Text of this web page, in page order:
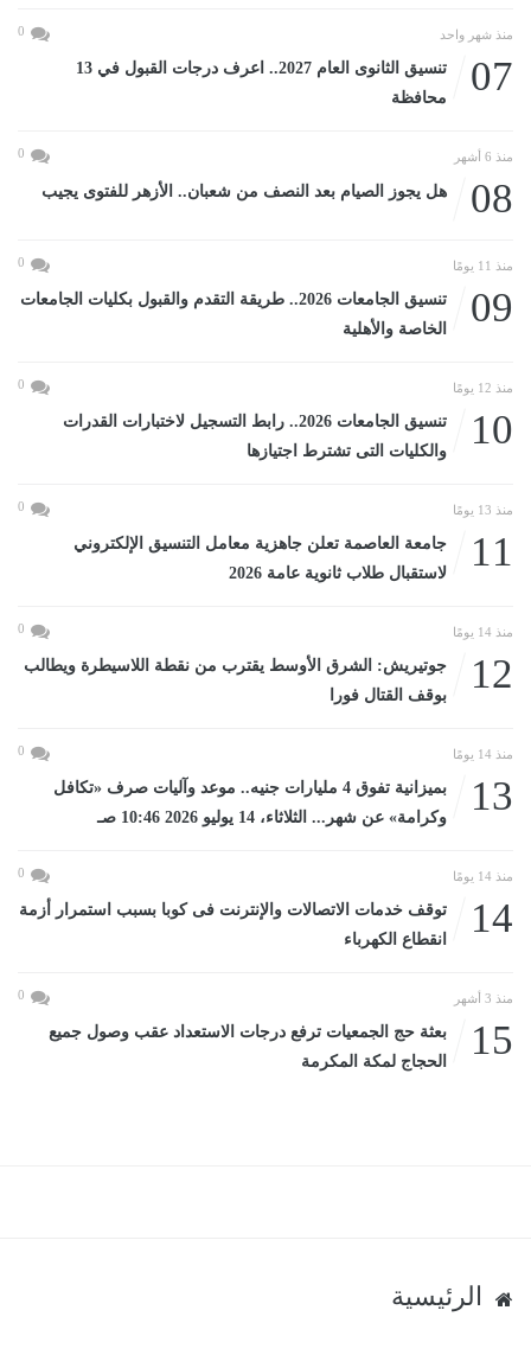
منذ شهر واحد 0
07
تنسيق الثانوى العام 2027.. اعرف درجات القبول في 13
محافظة
منذ 6 أشهر 0
08 هل يجوز الصيام بعد النصف من شعبان.. الأزهر للفتوى يجيب
منذ 11 يومًا 0
09
تنسيق الجامعات 2026.. طريقة التقدم والقبول بكليات الجامعات
الخاصة والأهلية
منذ 12 يومًا 0
10
تنسيق الجامعات 2026.. رابط التسجيل لاختبارات القدرات
والكليات التى تشترط اجتيازها
منذ 13 يومًا 0
11
جامعة العاصمة تعلن جاهزية معامل التنسيق الإلكتروني
لاستقبال طلاب ثانوية عامة 2026
منذ 14 يومًا 0
12
جوتيريش: الشرق الأوسط يقترب من نقطة اللاسيطرة ويطالب
بوقف القتال فورا
منذ 14 يومًا 0
13
بميزانية تفوق 4 مليارات جنيه.. موعد وآليات صرف «تكافل
وكرامة» عن شهر... الثلاثاء، 14 يوليو 2026 10:46 صـ
منذ 14 يومًا 0
14
توقف خدمات الاتصالات والإنترنت فى كوبا بسبب استمرار أزمة
انقطاع الكهرباء
منذ 3 أشهر 0
15
بعثة حج الجمعيات ترفع درجات الاستعداد عقب وصول جميع
الحجاج لمكة المكرمة
الرئيسية